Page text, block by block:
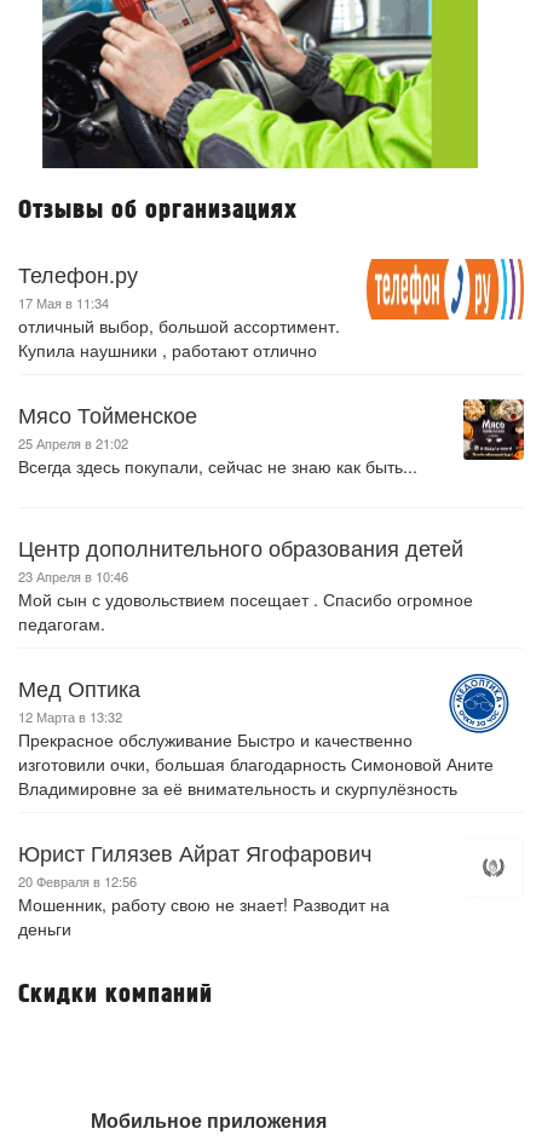
Отзывы об организациях
Телефон.ру
17 Мая в 11:34
отличный выбор, большой ассортимент.
Купила наушники , работают отлично
Мясо Тойменское
25 Апреля в 21:02
Всегда здесь покупали, сейчас не знаю как быть...
Центр дополнительного образования детей
23 Апреля в 10:46
Мой сын с удовольствием посещает . Спасибо огромное
педагогам.
Мед Оптика
12 Марта в 13:32
Прекрасное обслуживание Быстро и качественно
изготовили очки, большая благодарность Симоновой Аните
Владимировне за её внимательность и скурпулёзность
Юрист Гилязев Айрат Ягофарович
20 Февраля в 12:56
Мошенник, работу свою не знает! Разводит на
деньги
Скидки компаний
Мобильное приложения